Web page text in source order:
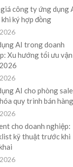
công ty ứng dụng
ký hợp đồng
AI trong doanh
Xu hướng tối ưu vận
AI cho phòng
quy trình bán hàng
cho doanh nghiệp:
kỹ thuật trước khi